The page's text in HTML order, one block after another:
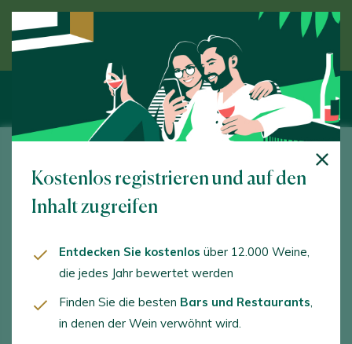
Entdecken Sie den Wein unter Anleitung eines
Experten
Bodegas Araco
Ctra. Lapuebla, s/n. Laguardia. 01300 - Araba/Álava
+34945600209
+34945600067
Kostenlos registrieren und auf den
Inhalt zugreifen
Entdecken Sie kostenlos über 12.000 Weine,
die jedes Jahr bewertet werden
Finden Sie die besten Bars und Restaurants,
in denen der Wein verwöhnt wird.